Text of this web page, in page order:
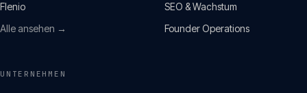
Flenio
Alle ansehen →
SEO & Wachstum
Founder Operations
UNTERNEHMEN